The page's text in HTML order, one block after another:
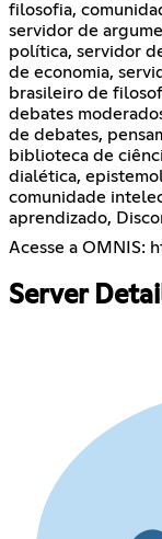
filosofia,
servidor de
política, servidor
de economia,
brasileiro de
debates
de debates,
biblioteca de
dialética,
comunidade
aprendizado,
Acesse a OMNIS:
Server